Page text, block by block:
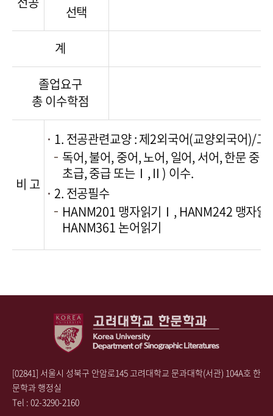
선택
계
졸업요구
총 이수학점
비 고
1. 전공관련교양 : 제2외국어(교양외국어)/고
독어, 불어, 중어, 노어, 일어, 서어, 한문 중
초급, 중급 또는Ⅰ,Ⅱ) 이수.
2. 전공필수
HANM201 맹자읽기Ⅰ, HANM242 맹자
HANM361 논어읽기
[02841] 서울시 성북구 안암로145 고려대학교 문과대학(서관) 104A호 한
문학과행정실
Tel : 02-3290-2160